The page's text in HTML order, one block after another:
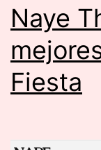
Naye
Fiesta